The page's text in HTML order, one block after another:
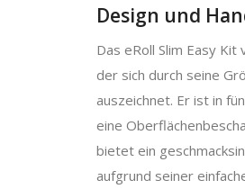
Design und
Das eRoll Slim Easy
der sich durch seine
auszeichnet. Er ist in
eine
bietet ein
aufgrund seiner